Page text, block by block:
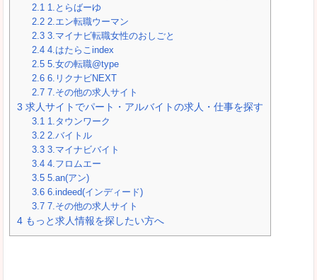
2.1 1.とらばーゆ
2.2 2.エン転職ウーマン
2.3 3.マイナビ転職女性のおしごと
2.4 4.はたらこindex
2.5 5.女の転職@type
2.6 6.リクナビNEXT
2.7 7.その他の求人サイト
3 求人サイトでパート・アルバイトの求人・仕事を探す
3.1 1.タウンワーク
3.2 2.バイトル
3.3 3.マイナビバイト
3.4 4.フロムエー
3.5 5.an(アン)
3.6 6.indeed(インディード)
3.7 7.その他の求人サイト
4 もっと求人情報を探したい方へ